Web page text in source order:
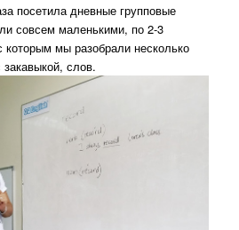
посетила дневные групповые
совсем маленькими, по 2-3
которым мы разобрали несколько
слов.